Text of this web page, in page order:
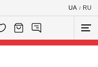
UA / RU